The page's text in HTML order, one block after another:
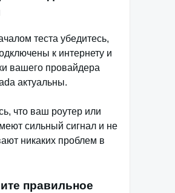
теста убедитесь,
к интернету и
вашего провайдера
актуальны.
что ваш роутер или
сильный сигнал и не
никаких проблем в
правильное